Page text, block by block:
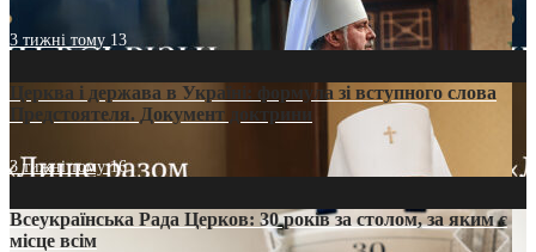
3 тижні тому 13
Церква і держава в Україні: формула зі вступного слова
Предстоятеля. Документ доктрини
3 тижні тому16
Всеукраїнська Рада Церков: 30 років за столом, за яким є
місце всім